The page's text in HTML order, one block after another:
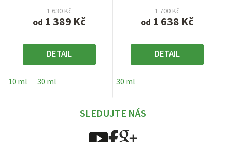
hvězdiček.
od 1 389 Kč
1 630 Kč
DETAIL
10 ml 30 ml
hvězdiček.
od 1 638 Kč
1 700 Kč
DETAIL
30 ml
SLEDUJTE NÁS